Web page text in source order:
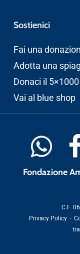
Sostienici
Fai una
Adotta una
Donaci il 5×1000
Vai al blue shop
Fondazione
C.F.
Privacy Policy –